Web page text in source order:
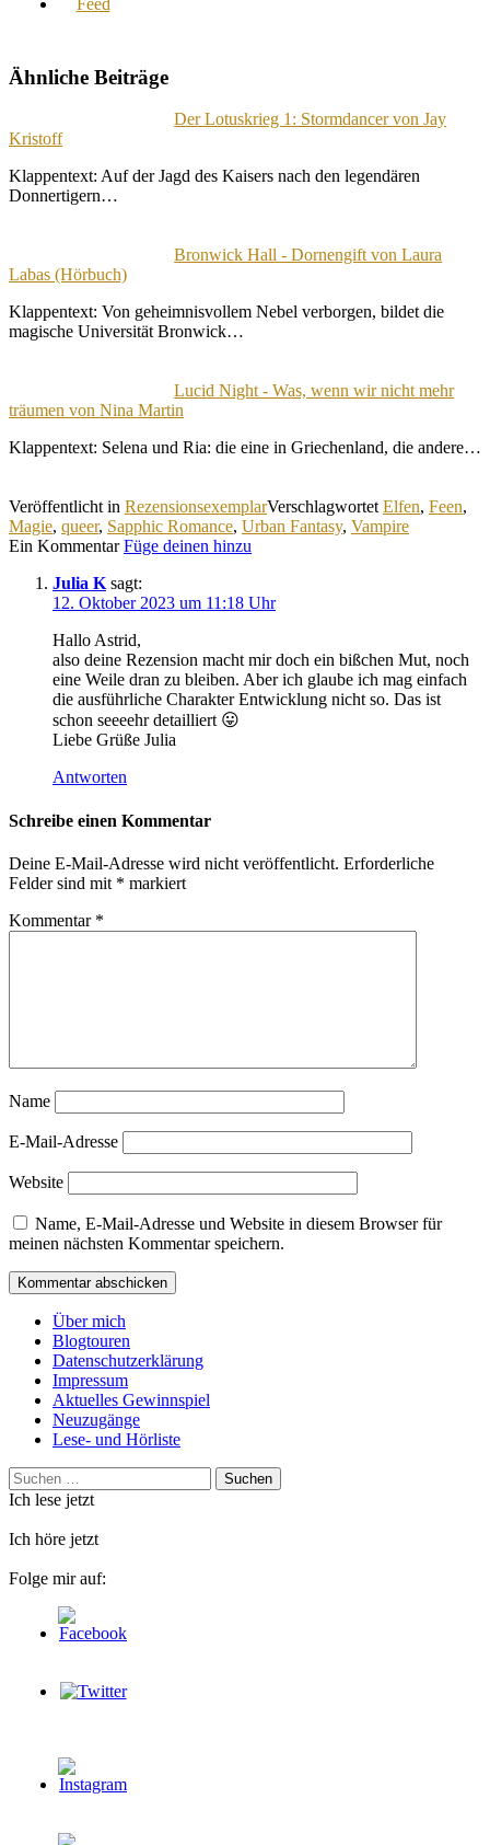
Ähnliche Beiträge
Der Lotuskrieg 1: Stormdancer von Jay
Kristoff
Klappentext: Auf der Jagd des Kaisers nach den legendären
Donnertigern…
Bronwick Hall - Dornengift von Laura
Labas (Hörbuch)
Klappentext: Von geheimnisvollem Nebel verborgen, bildet die
magische Universität Bronwick…
Lucid Night - Was, wenn wir nicht mehr
träumen von Nina Martin
Klappentext: Selena und Ria: die eine in Griechenland, die andere…
Veröffentlicht in RezensionsexemplarVerschlagwortet Elfen, Feen,
Magie, queer, Sapphic Romance, Urban Fantasy, Vampire
Ein KommentarFüge deinen hinzu
Julia K sagt:
12. Oktober 2023 um 11:18 Uhr
Hallo Astrid,
also deine Rezension macht mir doch ein bißchen Mut, noch
eine Weile dran zu bleiben. Aber ich glaube ich mag einfach
die ausführliche Charakter Entwicklung nicht so. Das ist
schon seeeehr detailliert 😛
Liebe Grüße Julia
Antworten
Schreibe einen Kommentar
Deine E-Mail-Adresse wird nicht veröffentlicht. Erforderliche
Felder sind mit * markiert
Kommentar *
Name
E-Mail-Adresse
Website
Name, E-Mail-Adresse und Website in diesem Browser für
meinen nächsten Kommentar speichern.
Über mich
Blogtouren
Datenschutzerklärung
Impressum
Aktuelles Gewinnspiel
Neuzugänge
Lese- und Hörliste
Suchen
nach:
Ich lese jetzt
Ich höre jetzt
Folge mir auf: